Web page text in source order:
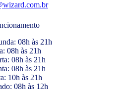
08h às 21h
08h às 21h
08h às 21h
08h às 21h
10h às 21h
08h às 12h